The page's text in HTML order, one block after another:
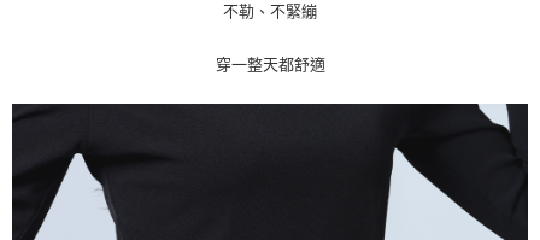
不勒、不緊繃
穿一整天都舒適